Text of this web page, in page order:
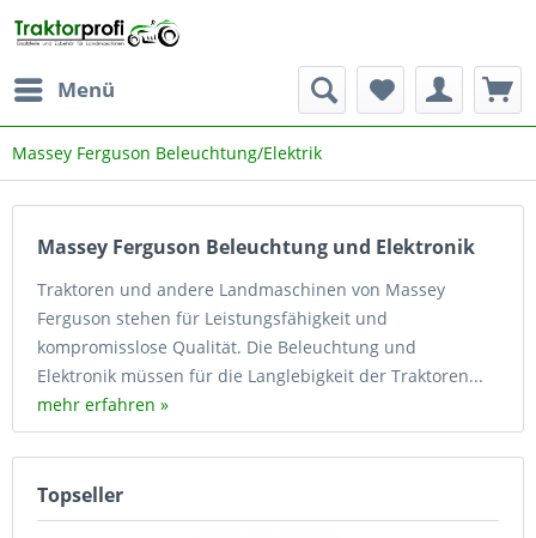
Menü
Massey Ferguson Beleuchtung/Elektrik
Massey Ferguson Beleuchtung und Elektronik
Traktoren und andere Landmaschinen von Massey
Ferguson stehen für Leistungsfähigkeit und
kompromisslose Qualität. Die Beleuchtung und
Elektronik müssen für die Langlebigkeit der Traktoren...
mehr erfahren »
Topseller